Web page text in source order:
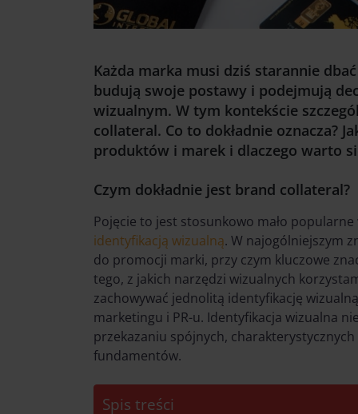
Każda marka musi dziś starannie
budują swoje postawy i podejmują
wizualnym. W tym kontekście
collateral. Co to dokładnie oznacza?
produktów i marek i dlaczego warto
Czym dokładnie jest brand collateral?
Pojęcie to jest stosunkowo mało
identyfikacją wizualną. W najogólniejszym
do promocji marki, przy czym kluczowe
tego, z jakich narzędzi wizualnych
zachowywać jednolitą identyfikację
marketingu i PR-u. Identyfikacja wizualna
przekazaniu spójnych,
fundamentów.
Spis treści